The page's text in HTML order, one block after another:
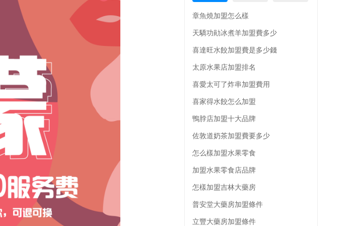
章魚燒加盟怎么樣
天驕功勛冰煮羊加盟費多少
喜達旺水餃加盟費是多少錢
太原水果店加盟排名
喜愛太可了炸串加盟費用
喜家得水餃怎么加盟
鴨脖店加盟十大品牌
佐敦道奶茶加盟費要多少
怎么樣加盟水果零食
加盟水果零食店品牌
怎樣加盟吉林大藥房
普安堂大藥房加盟條件
立豐大藥房加盟條件